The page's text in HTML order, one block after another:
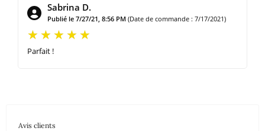
Sabrina D.
Publié le 7/27/21, 8:56 PM (Date de commande : 7/17/2021)
Parfait !
Avis clients